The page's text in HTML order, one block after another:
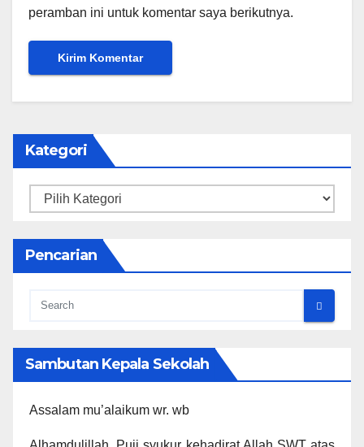
peramban ini untuk komentar saya berikutnya.
Kategori
Kategori
Pencarian
Sambutan Kepala Sekolah
Assalam mu’alaikum wr. wb